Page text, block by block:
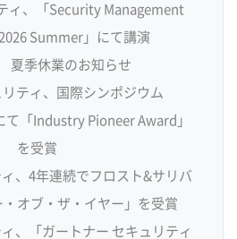
ィ、「Security Management
Summer」にて講演
夏季休業のお知らせ
ティ、国際シンポジウム
て「Industry Pioneer Award」
を受賞
、4年連続でフロスト&サリバ
・オブ・ザ・イヤー」を受賞
、「ガートナー セキュリティ